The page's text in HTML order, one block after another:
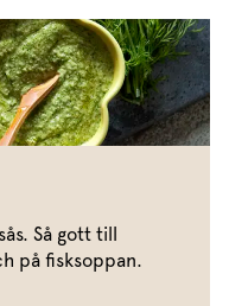
Så gott till
på fisksoppan.